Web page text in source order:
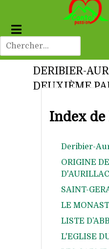
DERIBIER-
DEUXIÈME
Index
Deribier-
ORIGINE
D'AURILLAC
SAINT-
LE
LISTE
L'EGLISE